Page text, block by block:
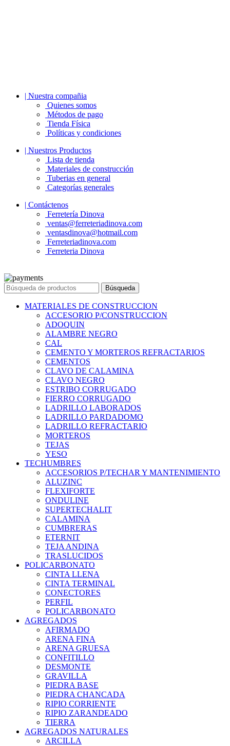
| Nuestra compañia
Quienes somos
Métodos de pago
Tienda Física
Políticas y condiciones
| Nuestros Productos
Lista de tienda
Materiales de construcción
Tuberias en general
Categorías generales
| Contáctenos
Ferretería Dinova
ventas@ferreteriadinova.com
ventasdinova@hotmail.com
Ferreteriadinova.com
Ferreteria Dinova
Búsqueda
MATERIALES DE CONSTRUCCION
ACCESORIO P/CONSTRUCCION
ADOQUIN
ALAMBRE NEGRO
CAL
CEMENTO Y MORTEROS REFRACTARIOS
CEMENTOS
CLAVO DE CALAMINA
CLAVO NEGRO
ESTRIBO CORRUGADO
FIERRO CORRUGADO
LADRILLO LABORADOS
LADRILLO PARDADOMO
LADRILLO REFRACTARIO
MORTEROS
TEJAS
YESO
TECHUMBRES
ACCESORIOS P/TECHAR Y MANTENIMIENTO
ALUZINC
FLEXIFORTE
ONDULINE
SUPERTECHALIT
CALAMINA
CUMBRERAS
ETERNIT
TEJA ANDINA
TRASLUCIDOS
POLICARBONATO
CINTA LLENA
CINTA TERMINAL
CONECTORES
PERFIL
POLICARBONATO
AGREGADOS
AFIRMADO
ARENA FINA
ARENA GRUESA
CONFITILLO
DESMONTE
GRAVILLA
PIEDRA BASE
PIEDRA CHANCADA
RIPIO CORRIENTE
RIPIO ZARANDEADO
TIERRA
AGREGADOS NATURALES
ARCILLA